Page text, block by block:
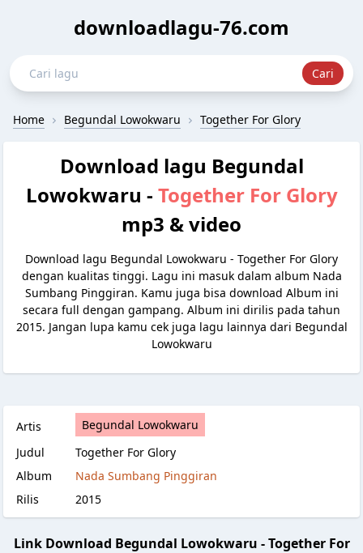
downloadlagu-76.com
Home Begundal Lowokwaru Together For Glory
Download lagu Begundal
Lowokwaru - Together For Glory
mp3 & video
Download lagu Begundal Lowokwaru - Together For Glory
dengan kualitas tinggi. Lagu ini masuk dalam album Nada
Sumbang Pinggiran. Kamu juga bisa download Album ini
secara full dengan gampang. Album ini dirilis pada tahun
2015. Jangan lupa kamu cek juga lagu lainnya dari Begundal
Lowokwaru
Artis
Begundal Lowokwaru
Judul
Together For Glory
Album
Nada Sumbang Pinggiran
Rilis
2015
Link Download Begundal Lowokwaru - Together For